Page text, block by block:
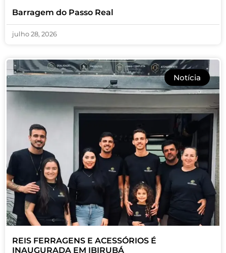
Barragem do Passo Real
julho 28, 2026
Notícia
REIS FERRAGENS E ACESSÓRIOS É
INAUGURADA EM IBIRUBÁ